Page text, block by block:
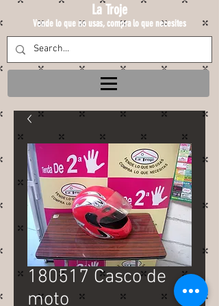
La Troje
Vende lo que no usas, compra lo que necesites
180517 Casco de
moto